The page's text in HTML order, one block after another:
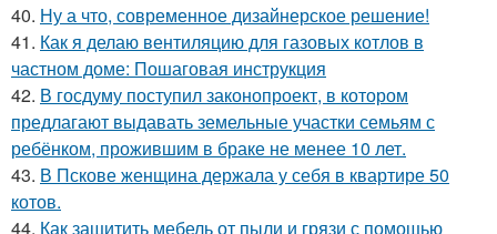
40. Ну а что, современное дизайнерское решение!
41. Как я делаю вентиляцию для газовых котлов в
частном доме: Пошаговая инструкция
42. В госдуму поступил законопроект, в котором
предлагают выдавать земельные участки семьям с
ребёнком, прожившим в браке не менее 10 лет.
43. В Пскове женщина держала у себя в квартире 50
котов.
44. Как защитить мебель от пыли и грязи с помощью